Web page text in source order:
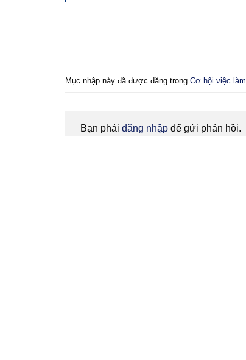
Mục nhập này đã được đăng trong Cơ hội việc làm
Bạn phải đăng nhập để gửi phản hồi.